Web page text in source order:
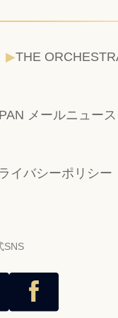
THE
メールニュース
イバシーポリシー
SNS